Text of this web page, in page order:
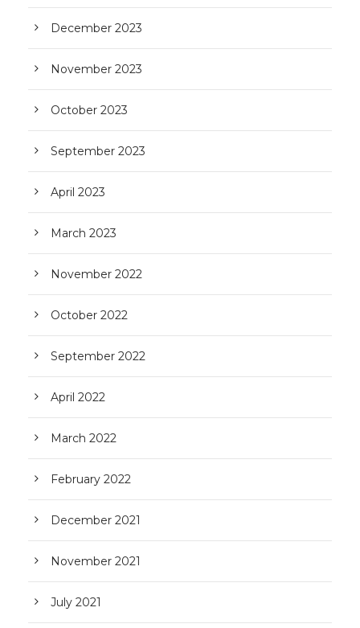
December 2023
November 2023
October 2023
September 2023
April 2023
March 2023
November 2022
October 2022
September 2022
April 2022
March 2022
February 2022
December 2021
November 2021
July 2021